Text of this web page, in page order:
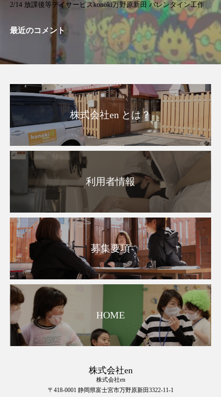
2/14 放課後等デイサービスkonoki万野原新田 バレンタイン工作
最近のコメント
株式会社en とは？
利用者情報
募集要項
HOME
株式会社en
株式会社en
〒418-0001 静岡県富士宮市万野原新田3322-11-1